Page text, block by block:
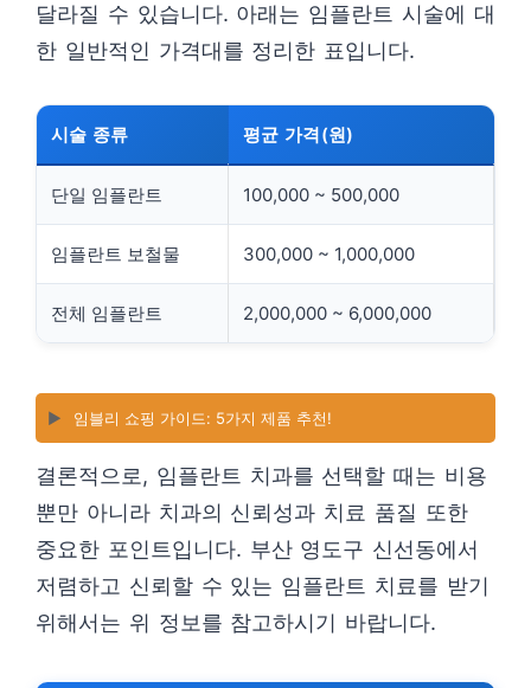
달라질 수 있습니다. 아래는 임플란트 시술에 대
한 일반적인 가격대를 정리한 표입니다.
시술 종류 평균 가격(원)
단일 임플란트 100,000 ~ 500,000
임플란트 보철물 300,000 ~ 1,000,000
전체 임플란트 2,000,000 ~ 6,000,000
▶️ 임블리 쇼핑 가이드: 5가지 제품 추천!
결론적으로, 임플란트 치과를 선택할 때는 비용
뿐만 아니라 치과의 신뢰성과 치료 품질 또한
중요한 포인트입니다. 부산 영도구 신선동에서
저렴하고 신뢰할 수 있는 임플란트 치료를 받기
위해서는 위 정보를 참고하시기 바랍니다.